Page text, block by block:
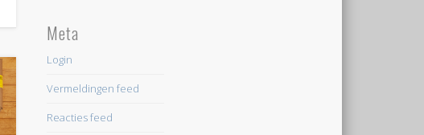
Meta
Login
Vermeldingen feed
Reacties feed